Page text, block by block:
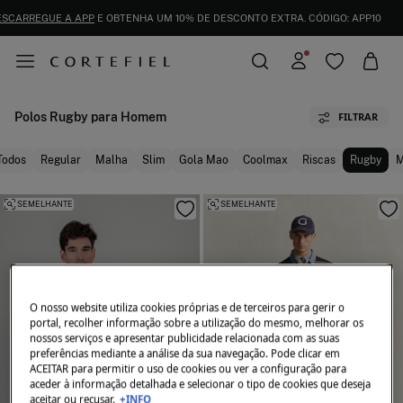
A APP E OBTENHA UM 10% DE DESCONTO EXTRA. CÓDIGO: APP10
Polos Rugby para Homem FILTRAR
Regular Malha Slim Gola Mao Coolmax Riscas Rugby
SEMELHANTE SEMELHANTE
O nosso website utiliza cookies próprias e de terceiros para gerir o
portal, recolher informação sobre a utilização do mesmo, melhorar os
nossos serviços e apresentar publicidade relacionada com as suas
preferências mediante a análise da sua navegação. Pode clicar em
ACEITAR para permitir o uso de cookies ou ver a configuração para
aceder à informação detalhada e selecionar o tipo de cookies que deseja
aceitar ou recusar. +INFO